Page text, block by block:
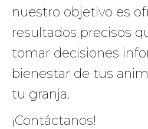
nuestro objetivo es
resultados precisos
tomar decisiones
bienestar de tus
tu granja.
¡Contáctanos!